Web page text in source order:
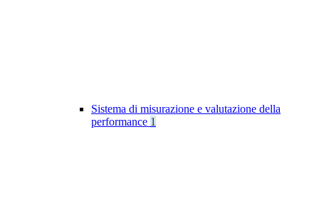
Sistema di misurazione e valutazione della
performance 1